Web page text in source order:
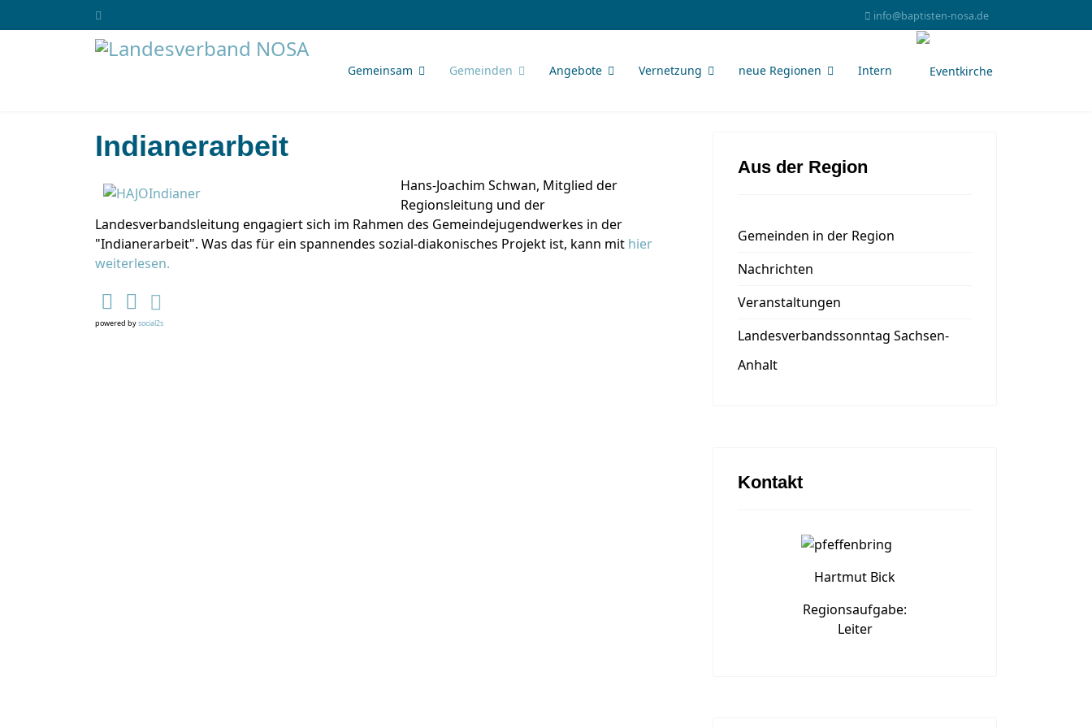
info@baptisten-nosa.de
Gemeinsam Gemeinden Angebote Vernetzung neue Regionen Intern
Indianerarbeit
Hans-Joachim Schwan, Mitglied der
Regionsleitung und der
Landesverbandsleitung engagiert sich im Rahmen des Gemeindejugendwerkes in der
"Indianerarbeit". Was das für ein spannendes sozial-diakonisches Projekt ist, kann mit hier
weiterlesen.
powered bysocial2s
Aus der Region
Gemeinden in der Region
Nachrichten
Veranstaltungen
Landesverbandssonntag Sachsen-
Anhalt
Kontakt
Hartmut Bick
Regionsaufgabe:
Leiter